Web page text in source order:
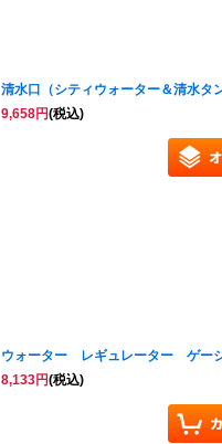
清水口（シティウォーター＆清水
9,658円(税込)
ウォーター レギュレーター ゲー
8,133円(税込)